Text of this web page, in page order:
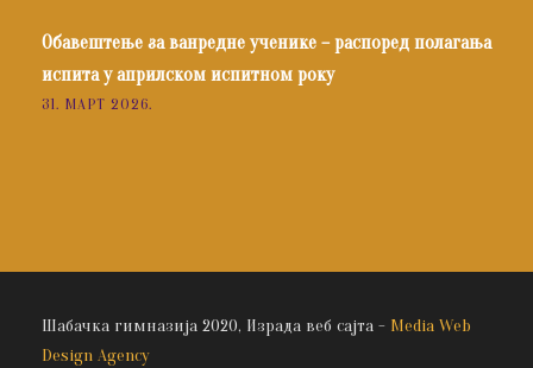
Обавештење за ванредне ученике – распоред полагања
испита у априлском испитном року
31. МАРТ 2026.
Шабачка гимназија 2020, Израда веб сајта - Media Web
Design Agency